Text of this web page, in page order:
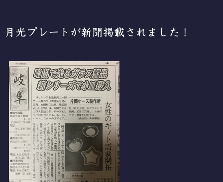
月光プレートが新聞掲載されました！